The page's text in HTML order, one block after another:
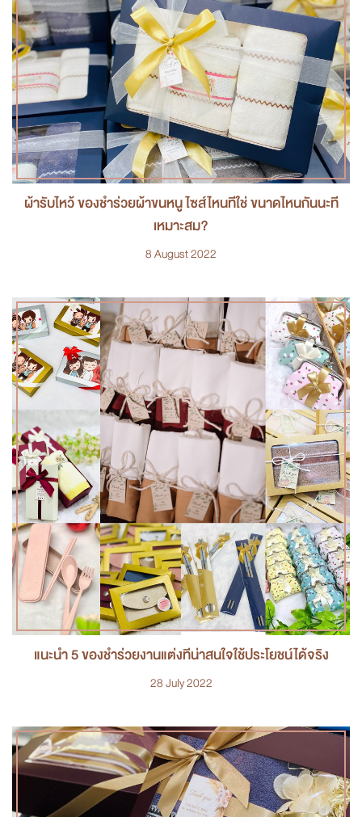
ผ้ารับไหว้ ของชำร่วยผ้าขนหนู ไซส์ไหนที่ใช่ ขนาดไหนกันนะที่
เหมาะสม?
8 August 2022
แนะนำ 5 ของชำร่วยงานแต่งที่น่าสนใจใช้ประโยชน์ได้จริง
28 July 2022